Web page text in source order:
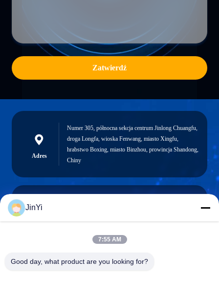
Zatwierdź
Adres
Numer 305, północna sekcja centrum Jinlong Chuangfu,
droga Longfa, wioska Fenwang, miasto Xingfu,
hrabstwo Boxing, miasto Binzhou, prowincja Shandong,
Chiny
JinYi
7:55 AM
Good day, what product are you looking for?